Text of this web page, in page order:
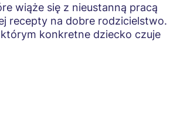
wiąże się z nieustanną pracą
recepty na dobre rodzicielstwo.
konkretne dziecko czuje